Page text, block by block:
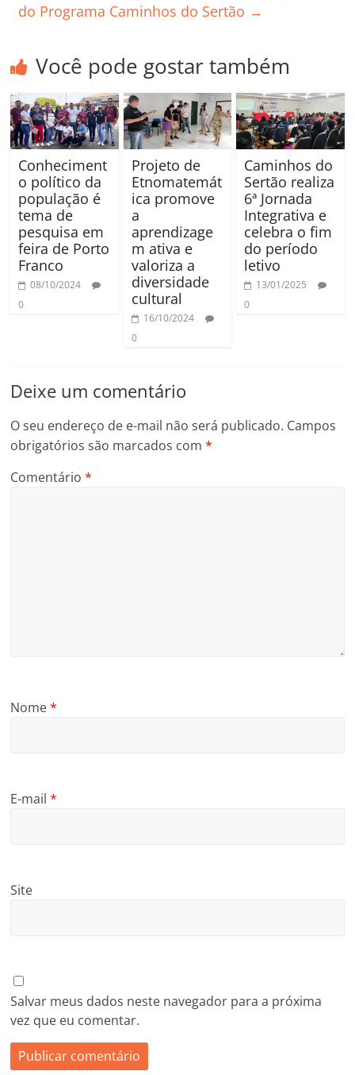
do Programa Caminhos do Sertão →
Você pode gostar também
Conheciment
o político da
população é
tema de
pesquisa em
feira de Porto
Franco
08/10/2024
0
Projeto de
Etnomatemát
ica promove
a
aprendizage
m ativa e
valoriza a
diversidade
cultural
16/10/2024
0
Caminhos do
Sertão realiza
6ª Jornada
Integrativa e
celebra o fim
do período
letivo
13/01/2025
0
Deixe um comentário
O seu endereço de e-mail não será publicado. Campos
obrigatórios são marcados com*
Comentário*
Nome*
E-mail*
Site
Salvar meus dados neste navegador para a próxima
vez que eu comentar.